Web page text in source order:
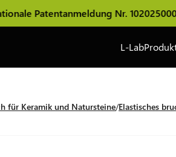
Nr. 102025000025348
L-Lab
für Keramik und Natursteine Elastisches